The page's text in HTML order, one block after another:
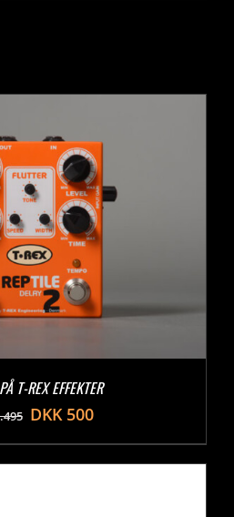
T-REX EFFEKTER
DKK500